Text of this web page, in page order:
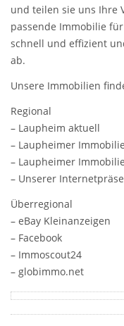
und teilen sie uns Ihre
passende Immobilie
schnell und effizient
ab.
Unsere Immobilien
Regional
– Laupheim aktuell
– Laupheimer
– Laupheimer
– Unserer
Überregional
– eBay Kleinanzeigen
– Facebook
– Immoscout24
– globimmo.net